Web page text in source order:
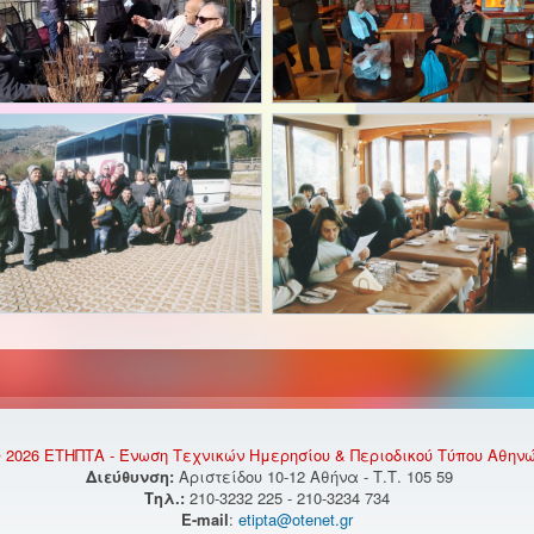
ΕΤΗΠΤΑ - Ένωση Τεχνικών Ημερησίου & Περιοδικού Τύπου
Διεύθυνση: Αριστείδου 10-12 Αθήνα - Τ.Τ. 105 59
Τηλ.: 210-3232 225 - 210-3234 734
E-mail: etipta@otenet.gr